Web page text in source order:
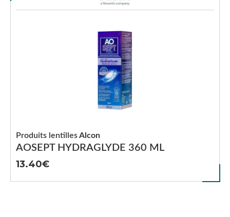
AOSEPT HYDRAGLYDE 360 ML
Produits lentillesAlcon
13.40